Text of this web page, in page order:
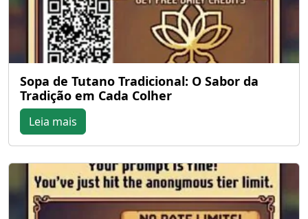
Sopa de Tutano Tradicional: O Sabor da
Tradição em Cada Colher
Leia mais